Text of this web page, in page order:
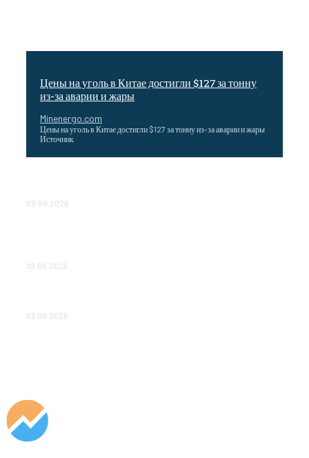
Цены на уголь в Китае достигли $127 за тонну
из-за аварии и жары
Minenergo.com
Цены на уголь в Китае достигли $127 за тонну из-за аварии и жары
Источник
05.08.2026
03.08.2026
03.08.2026